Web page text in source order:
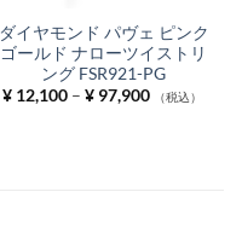
ダイヤモンド パヴェ ピンク
ゴールド ナローツイストリ
ング FSR921-PG
¥12,100 – ¥97,900価
格
（税込）